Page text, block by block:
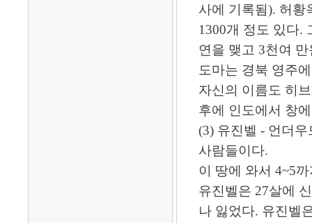
사에 기록됨). 허황
1300개 정도 있다.
연을 맺고 3천여
도마는 경북 영주
자신의 이름도 히
후에 인도에서 창
(3) 유진벨 - 언더
사람들이다.
이 땅에 와서 4~5
유진벨은 27살에
나 잃었다. 유진벨